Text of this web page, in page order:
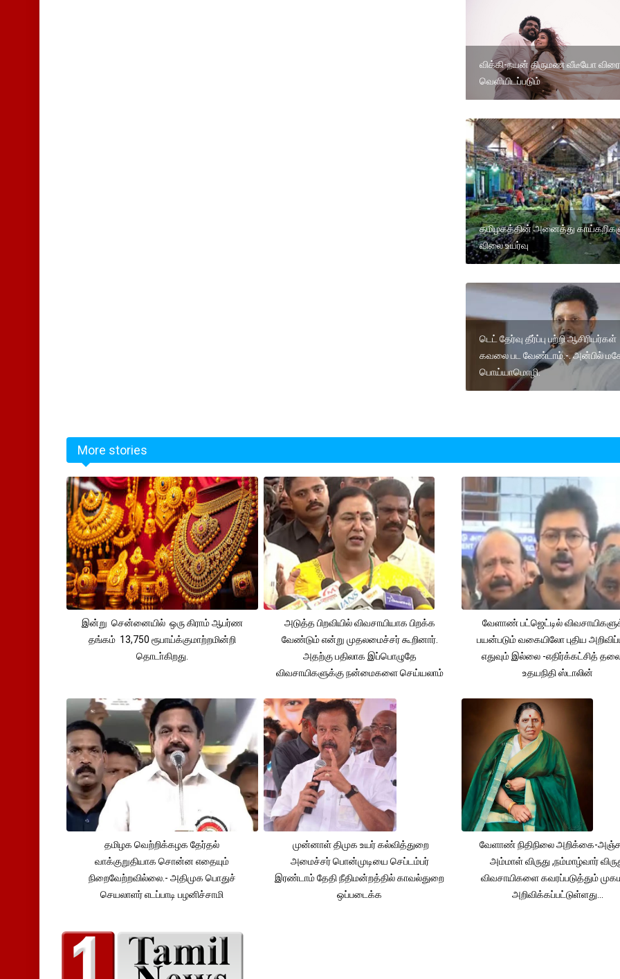
விக்கி-நயன் திருமண வீடீயோ
வெளியிடப்படும்
தமிழகத்தின் அனைத்து
விலை உயர்வு
டெட் தேர்வு தீர்ப்பு பற்றி ஆசிரியர்கள்
கவலை பட வேண்டாம்.-. அன்பில்
பொய்யாமொழி.
More stories
இன்று சென்னையில் ஒரு கிராம் ஆபர்ண
தங்கம் 13,750 ரூபாய்க்குமாற்றமின்றி
தொடா்கிறது.
அடுத்த பிறவியில் விவசாயியாக பிறக்க
வேண்டும் என்று முதலமைச்சர் கூறினார்.
அதற்கு பதிலாக இப்பொழுதே
விவசாயிகளுக்கு நன்மைகளை செய்யலாம்
வேளாண் பட்ஜெட்டில்
பயன்படும் வகையிலோ புதிய
எதுவும் இல்லை -எதிர்க்கட்சித்
உதயநிதி ஸ்டாலின்
தமிழக வெற்றிக்கழக தேர்தல்
வாக்குறுதியாக சொன்ன எதையும்
நிறைவேற்றவில்லை.- அதிமுக பொதுச்
செயலாளர் எடப்பாடி பழனிச்சாமி
முன்னாள் திமுக உயர் கல்வித்துறை
அமைச்சர் பொன்முடியை செப்டம்பர்
இரண்டாம் தேதி நீதிமன்றத்தில் காவல்துறை
ஒப்படைக்க
வேளாண் நிதிநிலை அறிக்கை-
அம்மாள் விருது ,நம்மாழ்வார்
விவசாயிகளை கவரப்படுத்தும்
அறிவிக்கப்பட்டுள்ளது...